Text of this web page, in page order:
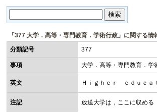
「377 大学．高等・専門教育．学術行政」に関する情
分類記号
377
事項 大学．高等・専門教育．学
英文 Ｈｉｇｈｅｒ ｅｄｕｃａ
注記 放送大学は，ここに収める